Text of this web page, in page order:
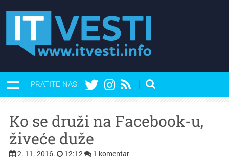
PRATITE NAS:
Ko se druži na Facebook-u,
živeće duže
2. 11. 2016. 12:12 1 komentar